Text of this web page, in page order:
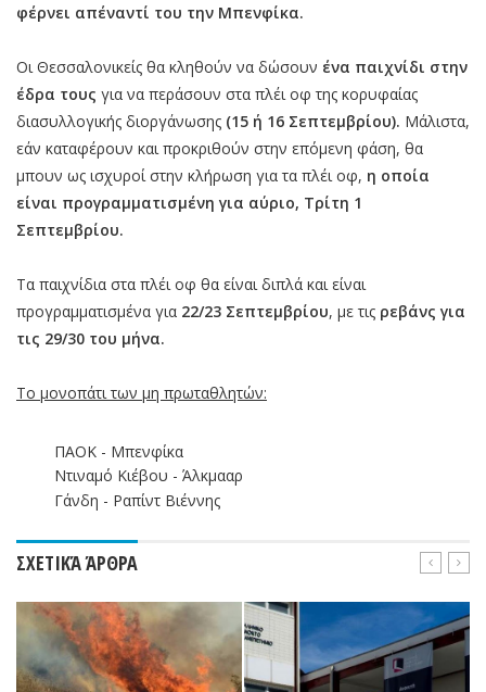
φέρνει απέναντί του την Μπενφίκα.
Οι Θεσσαλονικείς θα κληθούν να δώσουν ένα παιχνίδι στην
έδρα τους για να περάσουν στα πλέι οφ της κορυφαίας
διασυλλογικής διοργάνωσης (15 ή 16 Σεπτεμβρίου). Μάλιστα,
εάν καταφέρουν και προκριθούν στην επόμενη φάση, θα
μπουν ως ισχυροί στην κλήρωση για τα πλέι οφ, η οποία
είναι προγραμματισμένη για αύριο, Τρίτη 1
Σεπτεμβρίου.
Τα παιχνίδια στα πλέι οφ θα είναι διπλά και είναι
προγραμματισμένα για 22/23 Σεπτεμβρίου, με τις ρεβάνς για
τις 29/30 του μήνα.
Το μονοπάτι των μη πρωταθλητών:
ΠΑΟΚ - Μπενφίκα
Ντιναμό Κιέβου - Άλκμααρ
Γάνδη - Ραπίντ Βιέννης
ΣΧΕΤΙΚΆ ΆΡΘΡΑ